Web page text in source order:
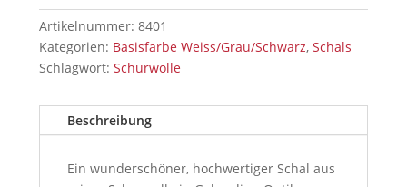
Artikelnummer: 8401
Kategorien: Basisfarbe Weiss/Grau/Schwarz, Schals
Schlagwort: Schurwolle
Beschreibung
Ein wunderschöner, hochwertiger Schal aus